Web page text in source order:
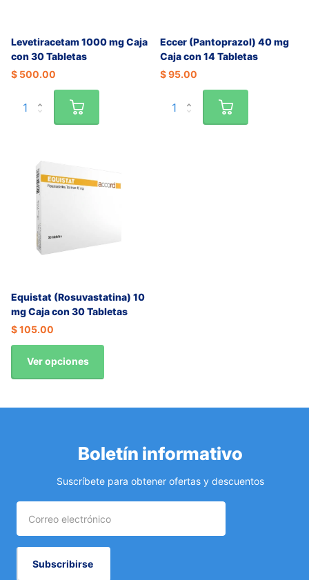
Levetiracetam 1000 mg Caja
con 30 Tabletas
$ 500.00
Eccer (Pantoprazol) 40 mg
Caja con 14 Tabletas
$ 95.00
Equistat (Rosuvastatina) 10
mg Caja con 30 Tabletas
$ 105.00
Ver opciones
Boletín informativo
Suscríbete para obtener ofertas y descuentos
Subscribirse